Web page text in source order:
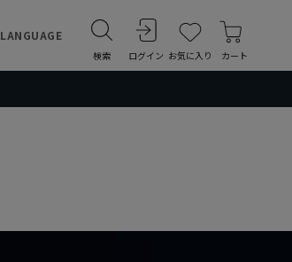
LANGUAGE
検索 ログイン お気に入り カート